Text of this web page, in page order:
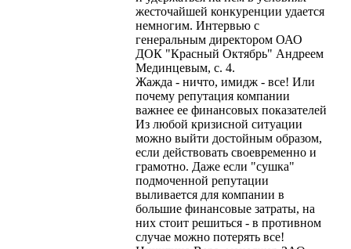
жесточайшей конкуренции удается
немногим. Интервью с
генеральным директором ОАО
ДОК "Красный Октябрь" Андреем
Мединцевым, с. 4.
Жажда - ничто, имидж - все! Или
почему репутация компании
важнее ее финансовых показателей
Из любой кризисной ситуации
можно выйти достойным образом,
если действовать своевременно и
грамотно. Даже если "сушка"
подмоченной репутации
выливается для компании в
большие финансовые затраты, на
них стоит решиться - в противном
случае можно потерять все!